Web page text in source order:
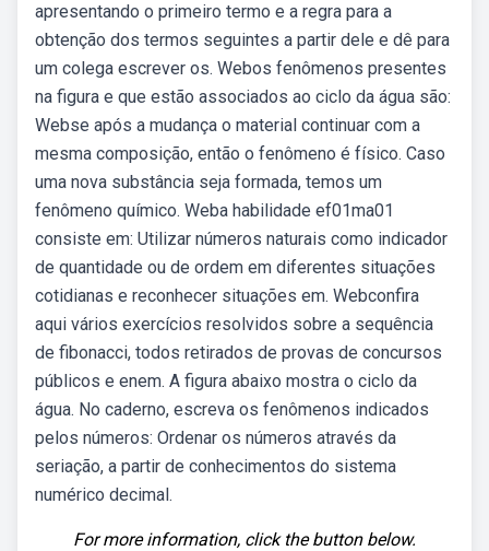
apresentando o primeiro termo e a regra para a
obtenção dos termos seguintes a partir dele e dê para
um colega escrever os. Webos fenômenos presentes
na figura e que estão associados ao ciclo da água são:
Webse após a mudança o material continuar com a
mesma composição, então o fenômeno é físico. Caso
uma nova substância seja formada, temos um
fenômeno químico. Weba habilidade ef01ma01
consiste em: Utilizar números naturais como indicador
de quantidade ou de ordem em diferentes situações
cotidianas e reconhecer situações em. Webconfira
aqui vários exercícios resolvidos sobre a sequência
de fibonacci, todos retirados de provas de concursos
públicos e enem. A figura abaixo mostra o ciclo da
água. No caderno, escreva os fenômenos indicados
pelos números: Ordenar os números através da
seriação, a partir de conhecimentos do sistema
numérico decimal.
For more information, click the button below.